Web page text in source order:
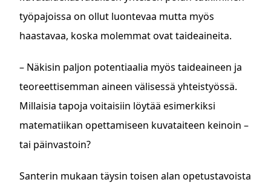
työpajoissa on ollut luontevaa mutta myös
haastavaa, koska molemmat ovat taideaineita.
– Näkisin paljon potentiaalia myös taideaineen ja
teoreettisemman aineen välisessä yhteistyössä.
Millaisia tapoja voitaisiin löytää esimerkiksi
matematiikan opettamiseen kuvataiteen keinoin –
tai päinvastoin?
Santerin mukaan täysin toisen alan opetustavoista